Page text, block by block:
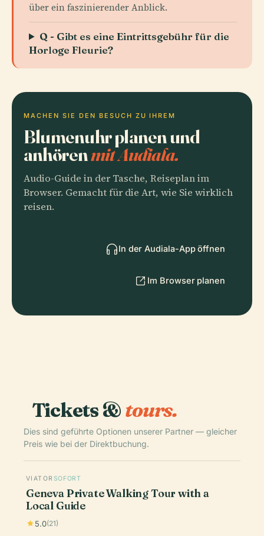
über ein faszinierender Anblick.
Q - Gibt es eine Eintrittsgebühr für die
Horloge Fleurie?
MACHEN SIE DEN BESUCH ZU IHREM
Blumenuhr planen und
anhörenmit Audiala.
Audio-Guide in der Tasche, Reiseplan im
Browser. Gemacht für die Art, wie Sie wirklich
reisen.
In der Audiala-App öffnen
Im Browser planen
Tickets &tours.
Dies sind geführte Optionen unserer Partner — gleicher
Preis wie bei der Direktbuchung.
VIATOR SOFORT
Geneva Private Walking Tour with a
Local Guide
5.0(21)